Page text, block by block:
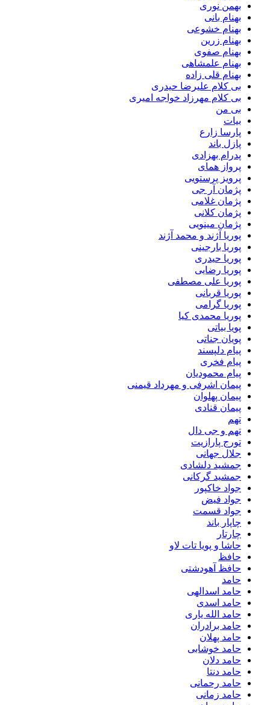
بهمن نوری
بهنام بانی
بهنام خشوعی
بهنام زرین
بهنام صفوی
بهنام علمشاهی
بهنام قلی زاده
بی کلام علیرضا حیدری
بی کلام مهرزاد خواجه امیری
بی من
بیات
پارسا زارع
پازل باند
پدرام بهزادی
پرواز همای
پرویز پرستویی
پژمان آر جی
پژمان غلامی
پژمان کلانی
پژمان مینویی
پوریا آژند و محمد آژند
پوریا بارجینی
پوریا حیدری
پوریا رضایی
پوریا علی مصطفی
پوریا قربانی
پوریا گرامی
پوریا محمدی کیا
پویا بیاتی
پویان جناتی
پیام دلپسند
پیام فخری
پیام محمودیان
پیمان اشرفی و مهرداد قیمنی
پیمان پهلوان
پیمان قنادی
تهم
تهم و جی دال
تورج پارازیت
جلال جهانی
جمشید دلشادی
جمشید گرکانی
جواد خاکپور
جواد فیض
جواد قسمت
چاپار باند
چارتار
حاشا و پویا تات لاو
حافظ
حافظ آهودشتی
حامد
حامد اسدالهی
حامد اسدی
حامد الله یاری
حامد برادران
حامد پهلان
حامد خوشابی
حامد دلان
حامد دنتا
حامد رحمانی
حامد زمانی